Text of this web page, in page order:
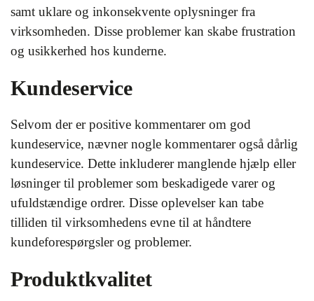
samt uklare og inkonsekvente oplysninger fra
virksomheden. Disse problemer kan skabe frustration
og usikkerhed hos kunderne.
Kundeservice
Selvom der er positive kommentarer om god
kundeservice, nævner nogle kommentarer også dårlig
kundeservice. Dette inkluderer manglende hjælp eller
løsninger til problemer som beskadigede varer og
ufuldstændige ordrer. Disse oplevelser kan tabe
tilliden til virksomhedens evne til at håndtere
kundeforespørgsler og problemer.
Produktkvalitet